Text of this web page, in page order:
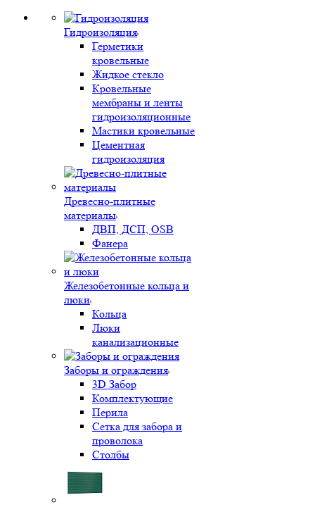
Гидроизоляция
Герметики
кровельные
Жидкое стекло
Кровельные
мембраны и ленты
гидроизоляционные
Мастики кровельные
Цементная
гидроизоляция
Древесно-плитные
материалы
ДВП, ДСП, OSB
Фанера
Железобетонные кольца и
люки
Кольца
Люки
канализационные
Заборы и ограждения
3D Забор
Комплектующие
Перила
Сетка для забора и
проволока
Столбы